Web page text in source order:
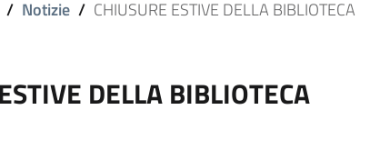
/ Notizie / CHIUSURE ESTIVE DELLA BIBLIOTECA
DELLA BIBLIOTECA